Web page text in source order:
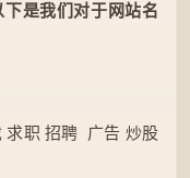
是我们对于网站名
求职 招聘 广告 炒股